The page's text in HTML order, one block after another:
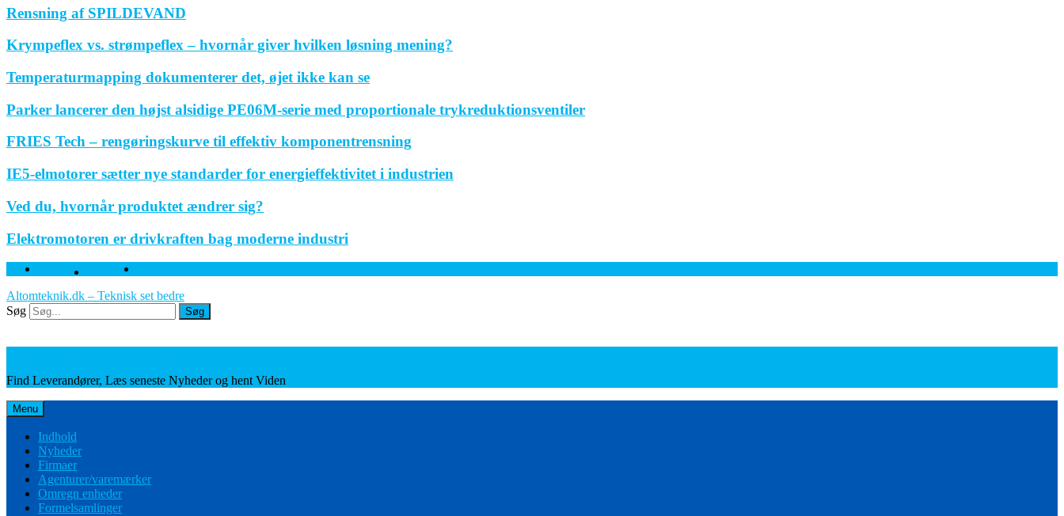
Rensning af SPILDEVAND
Krympeflex vs. strømpeflex – hvornår giver hvilken løsning mening?
Temperaturmapping dokumenterer det, øjet ikke kan se
Parker lancerer den højst alsidige PE06M-serie med proportionale trykreduktionsventiler
FRIES Tech – rengøringskurve til effektiv komponentrensning
IE5-elmotorer sætter nye standarder for energieffektivitet i industrien
Ved du, hvornår produktet ændrer sig?
Elektromotoren er drivkraften bag moderne industri
Facebook Twitter
Altomteknik.dk – Teknisk set bedre
Søg
Søg
Find Leverandører, Læs seneste Nyheder og hent Viden
Menu
Indhold
Nyheder
Firmaer
Agenturer/varemærker
Omregn enheder
Formelsamlinger